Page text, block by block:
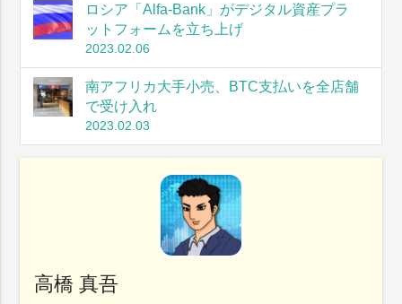
ロシア「Alfa-Bank」がデジタル資産プラ
ットフォームを立ち上げ
2023.02.06
南アフリカ大手小売、BTC支払いを全店舗
で受け入れ
2023.02.03
高橋 真吾